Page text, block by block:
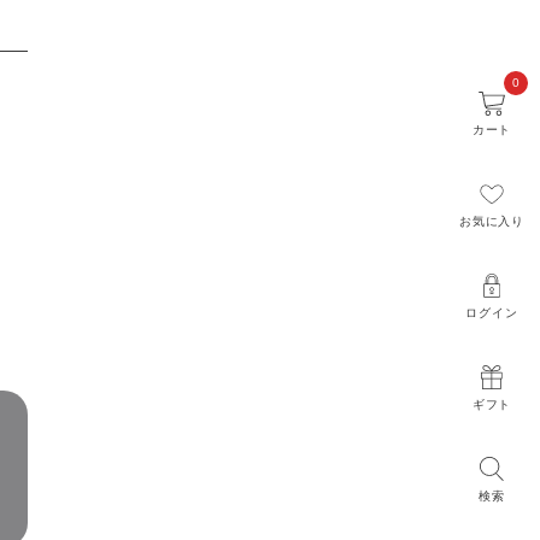
検索
ギフト
ログイン
お気に入り
カート
0